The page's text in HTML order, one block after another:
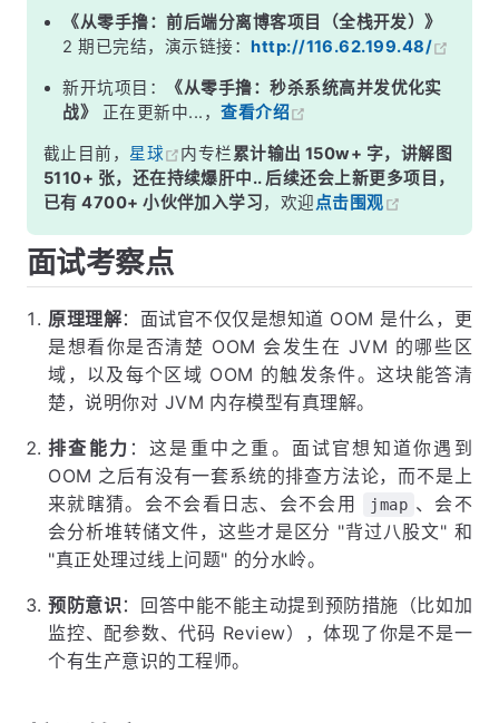
《从零手撸：前后端分离博客项目（全栈开发）》
2 期已完结，演示链接： http://116.62.199.48/
新开坑项目：
《从零手撸：秒杀系统高并发优化实
战》
正在更新中...，查看介绍
截止目前， 星球 内专栏累计输出 150w+ 字，讲解图
5110+ 张，还在持续爆肝中.. 后续还会上新更多项目，
已有 4700+ 小伙伴加入学习，欢迎点击围观
面试考察点
原理理解：面试官不仅仅是想知道 OOM 是什么，更
是想看你是否清楚 OOM 会发生在 JVM 的哪些区
域，以及每个区域 OOM 的触发条件。这块能答清
楚，说明你对 JVM 内存模型有真理解。
排查能力 ：这是重中之重。面试官想知道你遇到
OOM 之后有没有一套系统的排查方法论，而不是上
来就瞎猜。会不会看日志、会不会用
jmap 、会不
会分析堆转储文件，这些才是区分 "背过八股文" 和
"真正处理过线上问题" 的分水岭。
预防意识：回答中能不能主动提到预防措施（比如加
监控、配参数、代码 Review），体现了你是不是一
个有生产意识的工程师。